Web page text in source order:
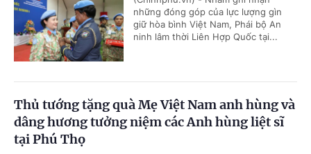
những đóng góp của lực lượng gìn
giữ hòa bình Việt Nam, Phái bộ An
ninh lâm thời Liên Hợp Quốc tại...
Thủ tướng tặng quà Mẹ Việt Nam anh hùng và
dâng hương tưởng niệm các Anh hùng liệt sĩ
tại Phú Thọ